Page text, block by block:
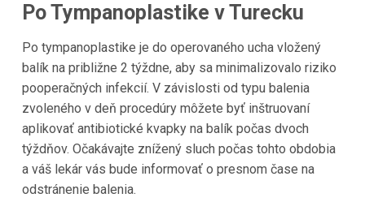
Po Tympanoplastike v Turecku
Po tympanoplastike je do operovaného ucha vložený
balík na približne 2 týždne, aby sa minimalizovalo riziko
pooperačných infekcií. V závislosti od typu balenia
zvoleného v deň procedúry môžete byť inštruovaní
aplikovať antibiotické kvapky na balík počas dvoch
týždňov. Očakávajte znížený sluch počas tohto obdobia
a váš lekár vás bude informovať o presnom čase na
odstránenie balenia.